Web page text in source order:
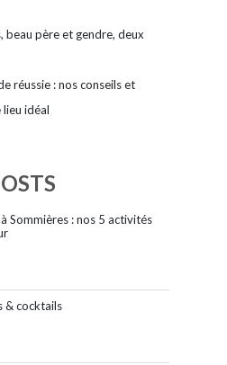
beau père et gendre, deux
réussie : nos conseils et
idéal
Sommières : nos 5 activités
& cocktails